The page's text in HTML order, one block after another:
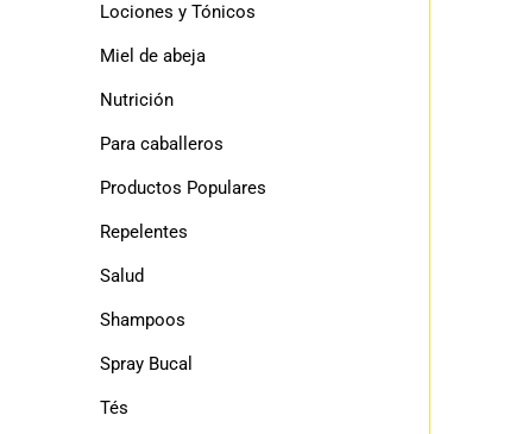
Lociones y Tónicos
Miel de abeja
Nutrición
Para caballeros
Productos Populares
Repelentes
Salud
Shampoos
Spray Bucal
Tés